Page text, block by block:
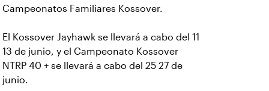
Campeonatos Familiares Kossover.
El Kossover Jayhawk se llevará a cabo del 11
13 de junio, y el Campeonato Kossover
NTRP 40 + se llevará a cabo del 25 27 de
junio.